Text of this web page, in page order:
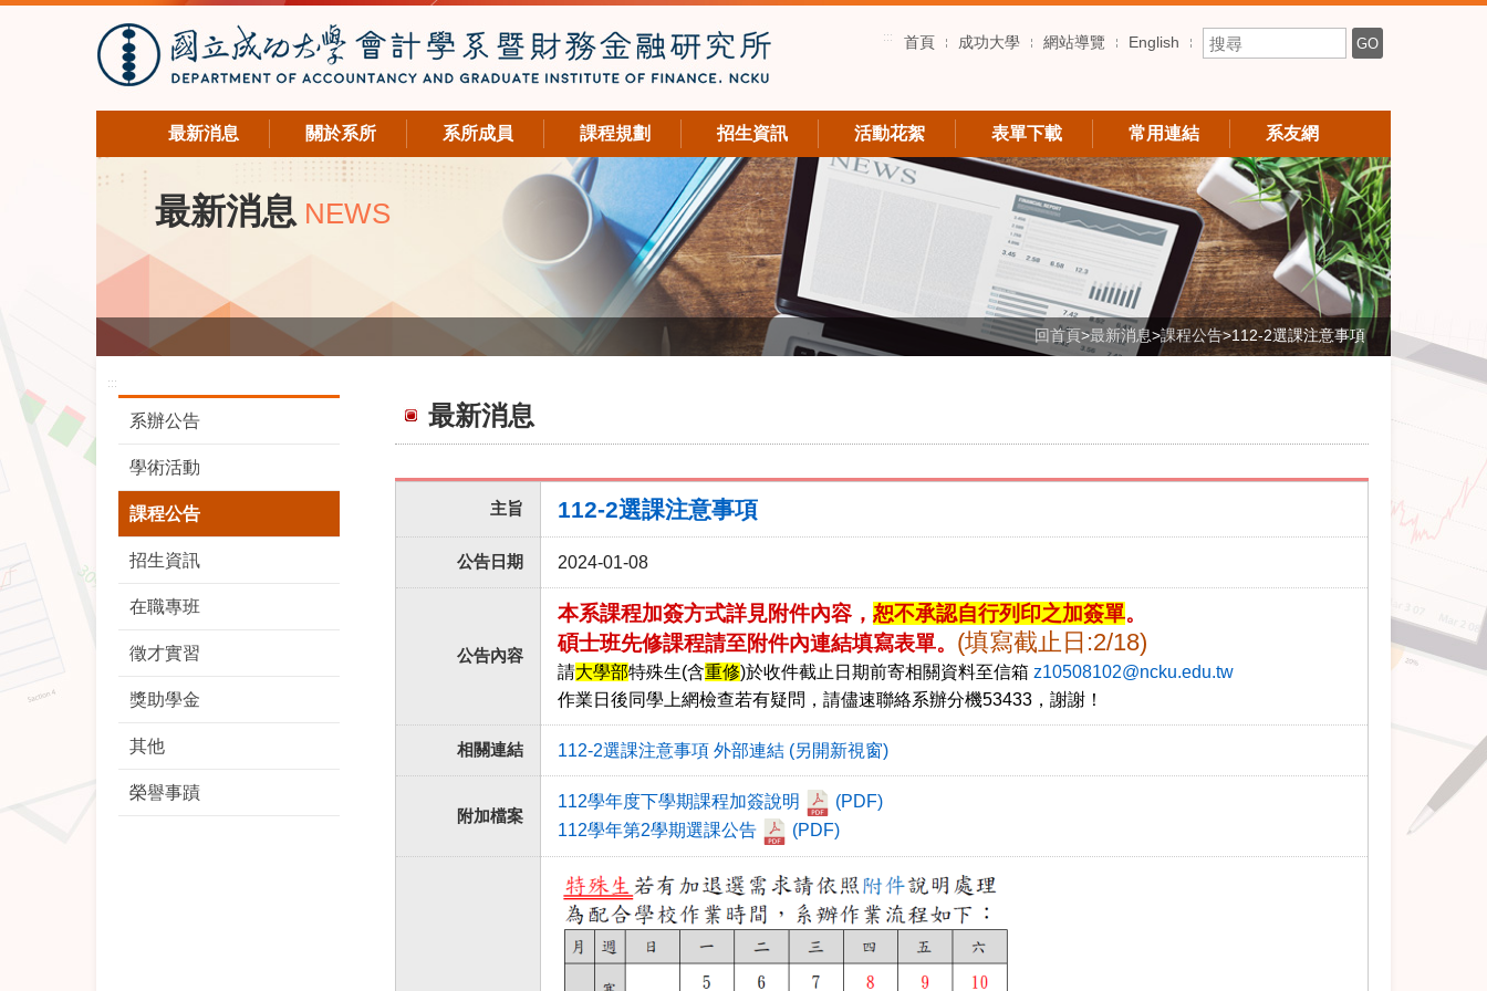
::: 首頁 成功大學 網站導覽 English 搜尋關鍵字 GO
最新消息 關於系所 系所成員 課程規劃 招生資訊 活動花絮 表單下載 常用連結 系友網
最新消息 NEWS
回首頁>最新消息>課程公告>112-2選課注意事項
:::
系辦公告
學術活動
課程公告
招生資訊
在職專班
徵才實習
獎助學金
其他
榮譽事蹟
最新消息
主旨 112-2選課注意事項
公告日期 2024-01-08
公告內容
本系課程加簽方式詳見附件內容， 恕不承認自行列印之加簽單。
碩士班先修課程請至附件內連結填寫表單。 (填寫截止日:2/18)
請大學部特殊生(含重修)於收件截止日期前寄相關資料至信箱 z10508102@ncku.edu.tw
作業日後同學上網檢查若有疑問，請儘速聯絡系辦分機53433 ，謝謝！
相關連結 112-2選課注意事項 外部連結 (另開新視窗)
附加檔案
112學年度下學期課程加簽說明
(PDF)
112學年第2學期選課公告
(PDF)